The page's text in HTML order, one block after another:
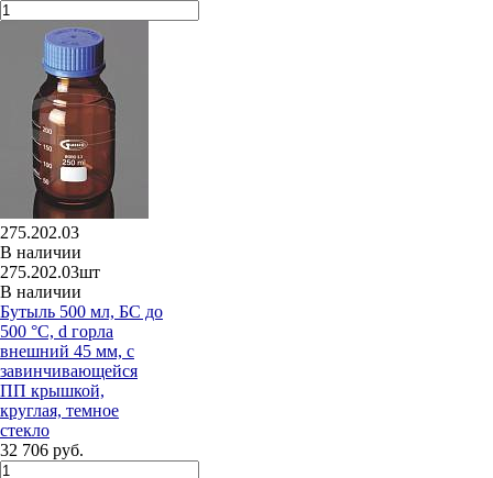
275.202.03
В наличии
275.202.03шт
В наличии
Бутыль 500 мл, БС до
500 °С, d горла
внешний 45 мм, с
завинчивающейся
ПП крышкой,
круглая, темное
стекло
32 706 руб.